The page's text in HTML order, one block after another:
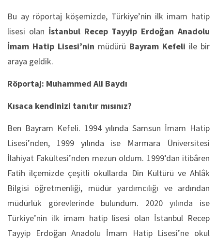
Bu ay röportaj köşemizde, Türkiye’nin ilk imam hatip
lisesi olan İstanbul Recep Tayyip Erdoğan Anadolu
İmam Hatip Lisesi’nin müdürü Bayram Kefeli ile bir
araya geldik.
Röportaj: Muhammed Ali Baydı
Kısaca kendinizi tanıtır mısınız?
Ben Bayram Kefeli. 1994 yılında Samsun İmam Hatip
Lisesi’nden, 1999 yılında ise Marmara Üniversitesi
İlahiyat Fakültesi’nden mezun oldum. 1999’dan itibâren
Fatih ilçemizde çeşitli okullarda Din Kültürü ve Ahlâk
Bilgisi öğretmenliği, müdür yardımcılığı ve ardından
müdürlük görevlerinde bulundum. 2020 yılında ise
Türkiye’nin ilk imam hatip lisesi olan İstanbul Recep
Tayyip Erdoğan Anadolu İmam Hatip Lisesi’ne okul